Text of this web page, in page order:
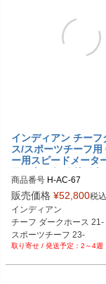
インディアン チーフ
ス/スポーツチーフ用
ー用スピードメータ
アマウント オリジ
モト
商品番号 H-AC-67
H-AC-67-BK：ブラック
H-AC-67-AL：アルミ
H-AC-67-CR
H-AC-67-GD：ゴールド
H-AC-67-RD：レッド
H-AC-67-PL：紫
販売価格 ¥52,800税込
インディアン
チーフ ダークホース 21-
スポーツチーフ 23-
リアマウントタイプ 2～4週